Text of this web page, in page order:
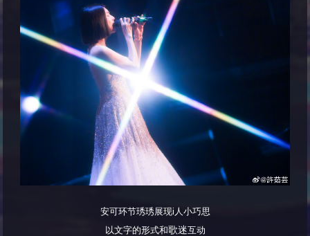
安可环节琇琇展现i人小巧思
以文字的形式和歌迷互动